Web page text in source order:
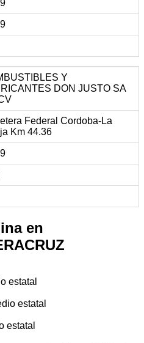
Y
DON JUSTO SA
Federal Cordoba-La
Km 44.36
en
estatal
estatal
estatal